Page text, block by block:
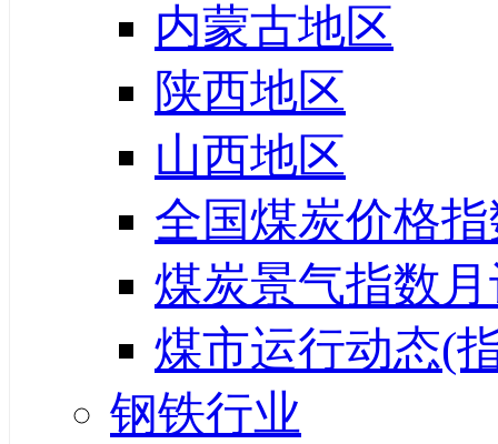
内蒙古地区
陕西地区
山西地区
全国煤炭价格
煤炭景气指数
煤市运行动态(
钢铁行业